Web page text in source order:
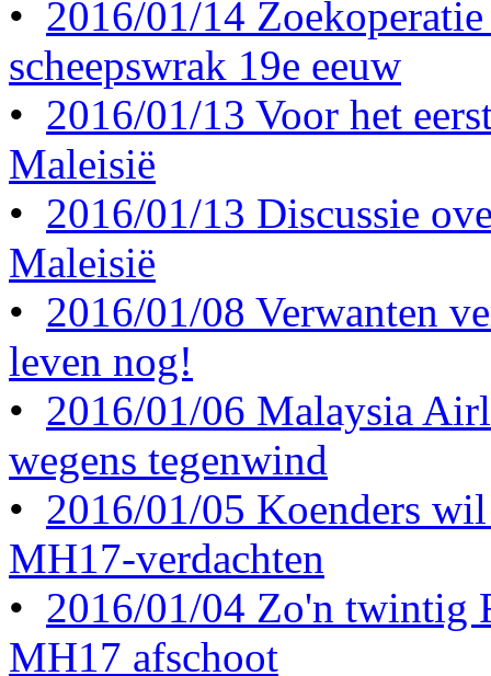
• 2016/01/14
scheepswrak 19e eeuw
• 2016/01/13 Voor het
Maleisië
• 2016/01/13 Discussie
Maleisië
• 2016/01/08 Verwanten
leven nog!
• 2016/01/06 Malaysia
wegens tegenwind
• 2016/01/05 Koenders
MH17-verdachten
• 2016/01/04 Zo'n twintig
MH17 afschoot